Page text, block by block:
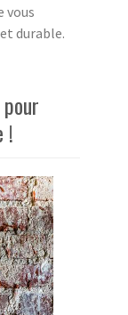
vous
durable.
!